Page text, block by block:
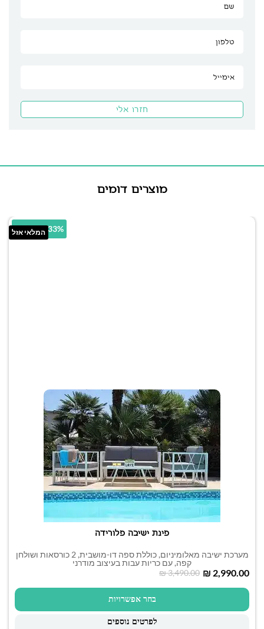
מוצרים דומים
המלאי אזל14.33% הנחה
פינת ישיבה פלורידה
מערכת ישיבה מאלומיניום, כוללת ספה דו-מושבית, 2 כורסאות ושולחן
קפה, עם כריות עבות בעיצוב מודרני
₪3,490.00 ₪ 2,990.00
בחר אפשרויות
לפרטים נוספים